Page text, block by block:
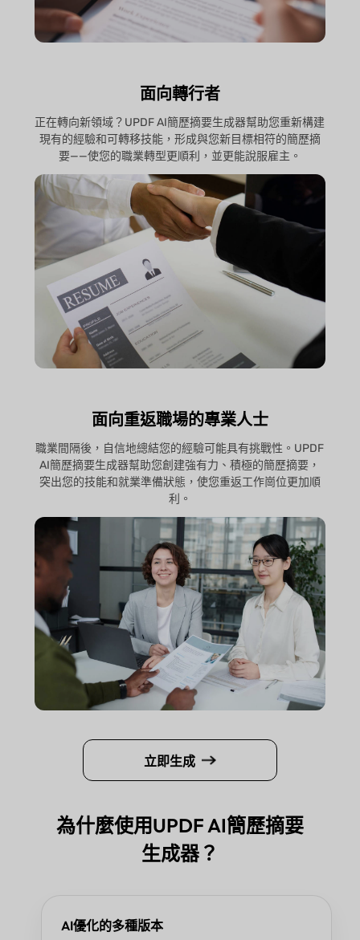
面向轉行者
正在轉向新領域？UPDF AI簡歷摘要生成器幫助您重新構建
現有的經驗和可轉移技能，形成與您新目標相符的簡歷摘
要——使您的職業轉型更順利，並更能說服雇主。
面向重返職場的專業人士
職業間隔後，自信地總結您的經驗可能具有挑戰性。UPDF
AI簡歷摘要生成器幫助您創建強有力、積極的簡歷摘要，
突出您的技能和就業準備狀態，使您重返工作崗位更加順
利。
立即生成
為什麼使用UPDF AI簡歷摘要
生成器？
AI優化的多種版本